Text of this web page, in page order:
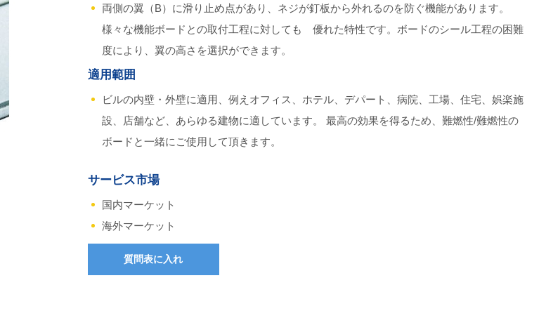
両側の翼（B）に滑り止め点があり、ネジが釘板から外れるのを防ぐ機能があります。
様々な機能ボードとの取付工程に対しても 優れた特性です。ボードのシール工程の困難
度により、翼の高さを選択ができます。
適用範囲
ビルの内壁・外壁に適用、例えオフィス、ホテル、デパート、病院、工場、住宅、娯楽施
設、店舗など、あらゆる建物に適しています。 最高の効果を得るため、難燃性/難燃性の
ボードと一緒にご使用して頂きます。
サービス市場
国内マーケット
海外マーケット
質問表に入れ